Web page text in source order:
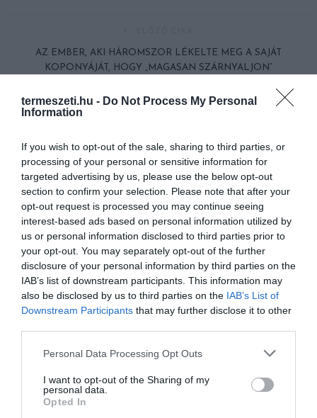
termeszeti.hu - Do Not Process My Personal
Information
If you wish to opt-out of the sale, sharing to third parties, or
processing of your personal or sensitive information for
targeted advertising by us, please use the below opt-out
section to confirm your selection. Please note that after your
opt-out request is processed you may continue seeing
interest-based ads based on personal information utilized by
us or personal information disclosed to third parties prior to
your opt-out. You may separately opt-out of the further
disclosure of your personal information by third parties on the
IAB’s list of downstream participants. This information may
also be disclosed by us to third parties on the IAB’s List of
Downstream Participants that may further disclose it to other
Please note that this website/app uses one or more Google
not limited to your visit or usage behaviour. You may click to
grant or deny consent to Google and its third-party tags to
use your data for below specified purposes in below Google
Personal Data Processing Opt Outs
I want to opt-out of the Sharing of my
personal data.
Opted In
AZ EMBER, AKI HÁROMSZOR LÉKELTE MEG A SAJÁT
KOPONYÁJÁT, HOGY „MAGASAN SZÁRNYALJON”
AHOVA CSAK A TERMÉSZETVÉDELMI HATÓSÁGOK
ENGEDÉLYÉVEL LÉPHETÜNK
HASONLÓ ÉRDEKESSÉGEK
A KOALA EVOLÚCIÓS MÚLTJA